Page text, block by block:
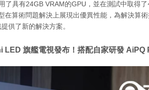
了具有24GB VRAM的GPU，並在測試中取得了
在算術問題解決上展現出優異性能，為解決算術
供了新的解決方案。
LED 旗艦電視發布！搭配自家研發 AiPQ